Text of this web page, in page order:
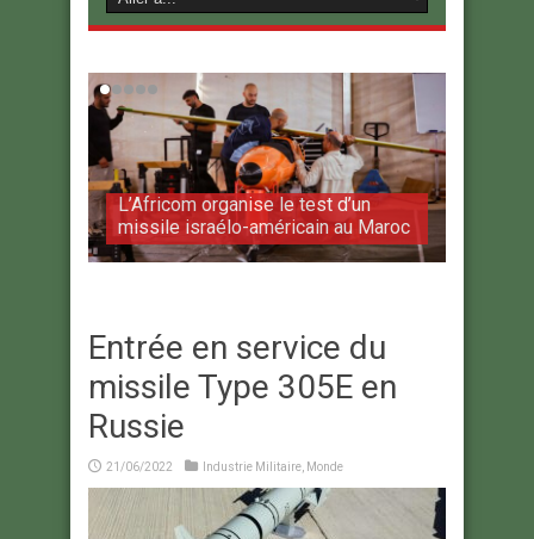
L’Africom organise le test d’un
missile israélo-américain au Maroc
Entrée en service du
missile Type 305E en
Russie
21/06/2022 Industrie Militaire Monde